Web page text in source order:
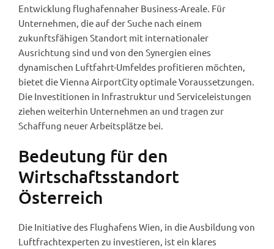
Entwicklung flughafennaher Business-Areale. Für
Unternehmen, die auf der Suche nach einem
zukunftsfähigen Standort mit internationaler
Ausrichtung sind und von den Synergien eines
dynamischen Luftfahrt-Umfeldes profitieren möchten,
bietet die Vienna AirportCity optimale Voraussetzungen.
Die Investitionen in Infrastruktur und Serviceleistungen
ziehen weiterhin Unternehmen an und tragen zur
Schaffung neuer Arbeitsplätze bei.
Bedeutung für den
Wirtschaftsstandort
Österreich
Die Initiative des Flughafens Wien, in die Ausbildung von
Luftfrachtexperten zu investieren, ist ein klares